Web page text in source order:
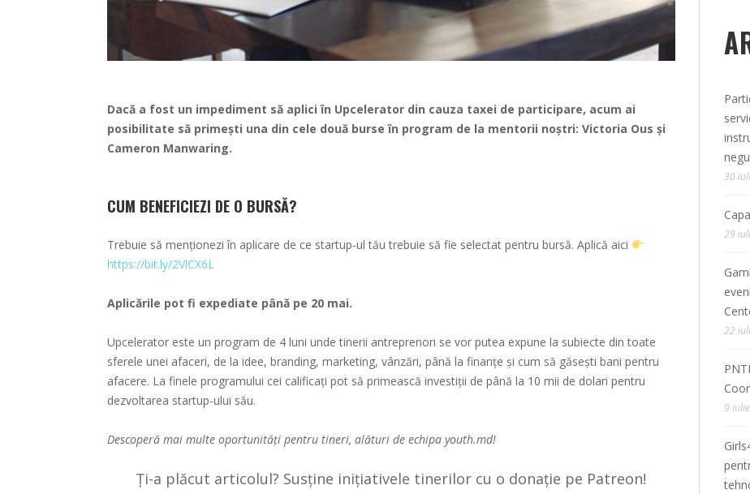
Dacă a fost un impediment să aplici în Upcelerator din cauza taxei de participare, acum ai
posibilitate să primești una din cele două burse în program de la mentorii noștri: Victoria Ous și
Cameron Manwaring.
CUM BENEFICIEZI DE O BURSĂ?
Trebuie să menționezi în aplicare de ce startup-ul tău trebuie să fie selectat pentru bursă. Aplică aici
https://bit.ly/2VlCX6L
Aplicările pot fi expediate până pe 20 mai.
Upcelerator este un program de 4 luni unde tinerii antreprenori se vor putea expune la subiecte din toate
sferele unei afaceri, de la idee, branding, marketing, vânzări, până la finanțe și cum să găsești bani pentru
afacere. La finele programului cei calificați pot să primească investiții de până la 10 mii de dolari pentru
dezvoltarea startup-ului său.
Descoperă mai multe oportunități pentru tineri, alături de echipa youth.md!
Ți-a plăcut articolul? Susține inițiativele tinerilor cu o donație pe Patreon!
30
29
22
9